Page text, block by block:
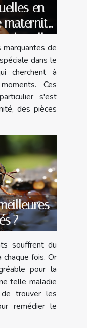
en
maternité
de
dans le
cherchent à
Ces
s'est
des pièces
?
souffrent du
fois. Or
pour la
telle maladie
trouver les
remédier le